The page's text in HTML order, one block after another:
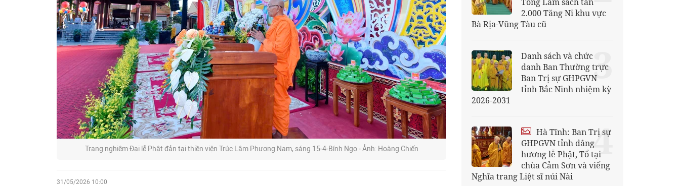
Trang nghiêm Đại lễ Phật đản tại thiền viện Trúc Lâm Phương Nam, sáng 15-4-Bính Ngọ - Ảnh: Hoàng Chiến
31/05/2026 10:00
2.000 Tăng Ni khu vực
Bà Rịa-Vũng Tàu cũ
Danh sách và chức
danh Ban Thường trực
Ban Trị sự GHPGVN
tỉnh Bắc Ninh nhiệm kỳ
2026-2031
3
Hà Tĩnh: Ban Trị sự
GHPGVN tỉnh dâng
hương lễ Phật, Tổ tại
chùa Cảm Sơn và viếng
Nghĩa trang Liệt sĩ núi Nài
4